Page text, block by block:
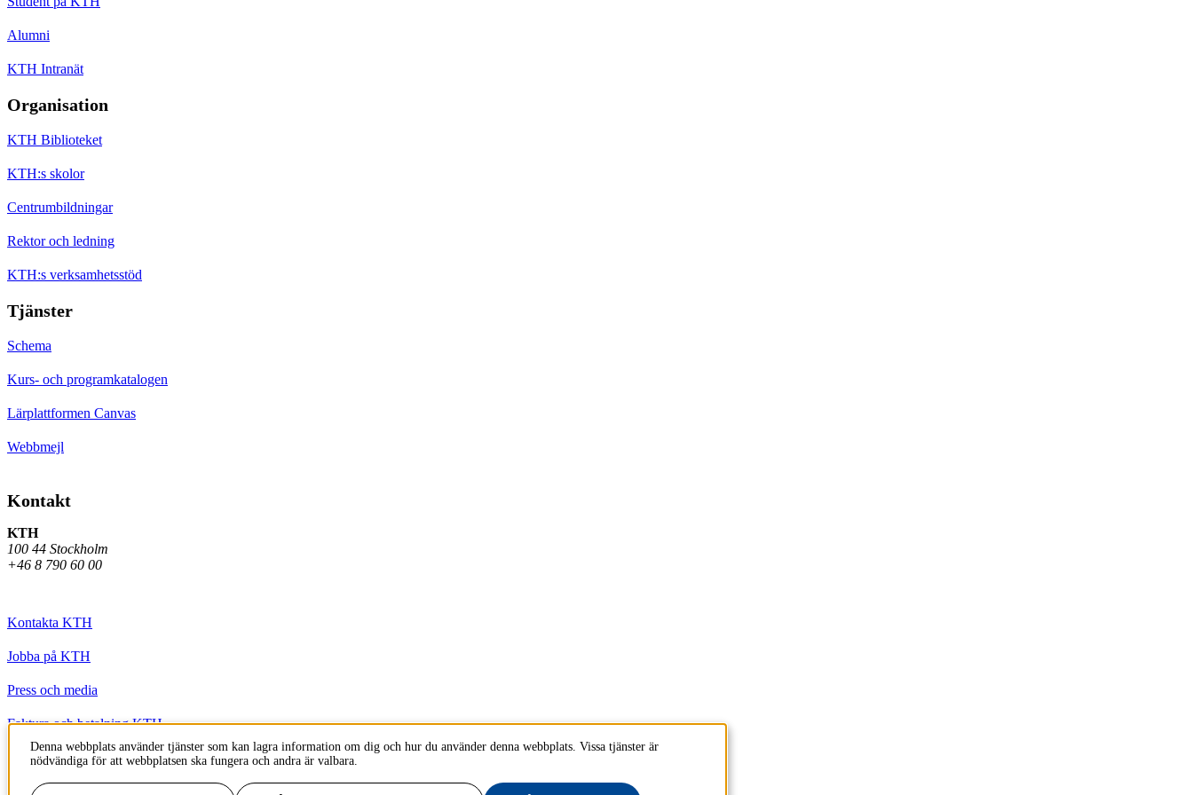
Alumni
KTH Intranät
Organisation
KTH Biblioteket
KTH:s skolor
Centrumbildningar
Rektor och ledning
KTH:s verksamhetsstöd
Tjänster
Schema
Kurs- och programkatalogen
Lärplattformen Canvas
Webbmejl
Kontakt
KTH
100 44 Stockholm
+46 8 790 60 00
Kontakta KTH
Jobba på KTH
Press och media
Faktura och betalning KTH
Om KTH:s webbplatser
Tillgänglighetsredogörelse
Denna webbplats använder tjänster som kan lagra information om dig och hur du använder denna webbplats. Vissa tjänster är
nödvändiga för att webbplatsen ska fungera och andra är valbara.